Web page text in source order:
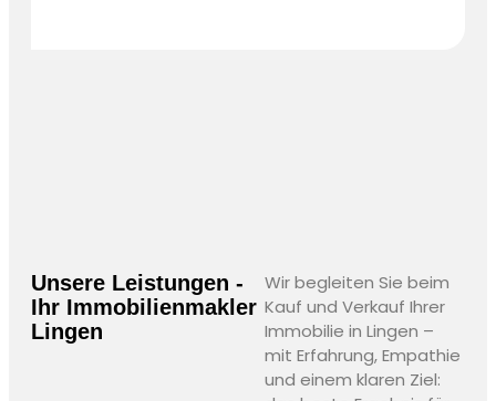
Unsere Leistungen -
Ihr Immobilienmakler
Lingen
Wir begleiten Sie beim
Kauf und Verkauf Ihrer
Immobilie in Lingen –
mit Erfahrung, Empathie
und einem klaren Ziel: